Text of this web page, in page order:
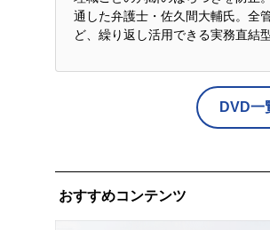
個人情報保護方針
https://www.e-brain.ne.jp/
企画開発部 個人情報保護管
通した弁護士・佐久間大輔氏。全
ど、繰り返し活用できる実務直結
DVD一
おすすめコンテンツ